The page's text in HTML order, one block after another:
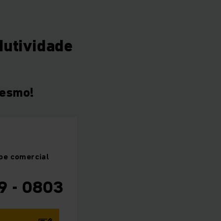
comercial
- 0803